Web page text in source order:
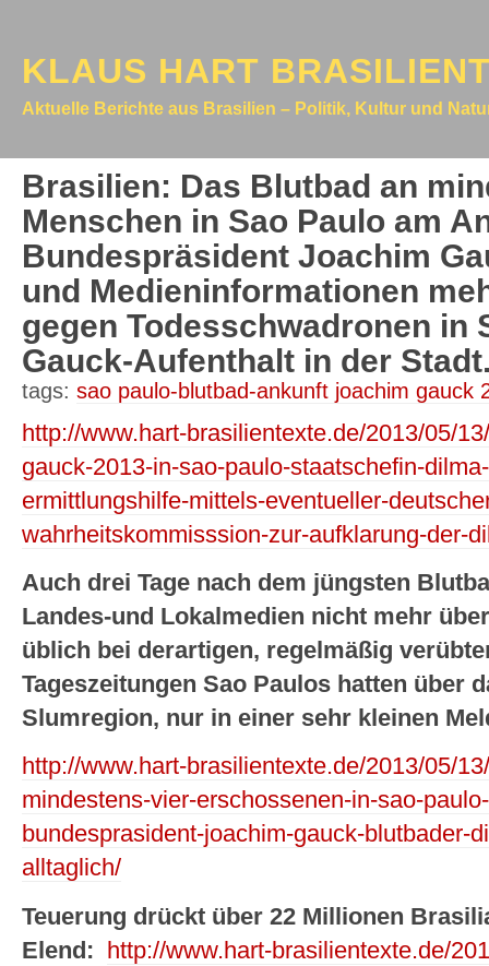
KLAUS HART
Aktuelle Berichte aus Brasilien – Politik, Kultur und
Brasilien: Das Blutbad an
Menschen in Sao Paulo am
Bundespräsident Joachim
und Medieninformationen
gegen Todesschwadronen in
Gauck-Aufenthalt in der
tags: sao paulo-blutbad-ankunft joachim gauck
http://www.hart-brasilientexte.de/2013/05/
gauck-2013-in-sao-paulo-staatschefin-
ermittlungshilfe-mittels-eventueller-
wahrheitskommisssion-zur-aufklarung-der-
Auch drei Tage nach dem jüngsten
Landes-und Lokalmedien nicht mehr
üblich bei derartigen, regelmäßig
Tageszeitungen Sao Paulos hatten über
Slumregion, nur in einer sehr kleinen
http://www.hart-brasilientexte.de/2013/05/
mindestens-vier-erschossenen-in-sao-
bundesprasident-joachim-gauck-blutbader-
alltaglich/
Teuerung drückt über 22 Millionen
Elend:
http://www.hart-brasilientexte.de/